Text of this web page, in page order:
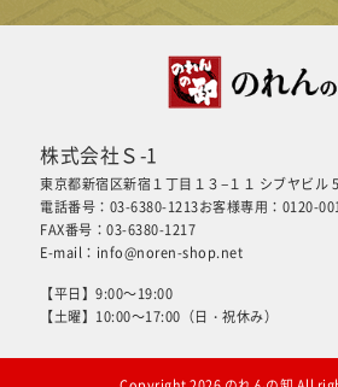
株式会社Ｓ-1
東京都新宿区新宿１丁目１３−１１ シブヤビル
電話番号：03-6380-1213お客様専用：0120-
FAX番号：03-6380-1217
E-mail： info@noren-shop.net
【平日】9:00～19:00
【土曜】10:00～17:00（日・祝休み）